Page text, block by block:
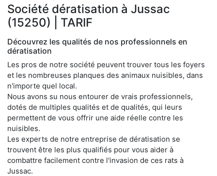
Société dératisation à Jussac
(15250) | TARIF
Découvrez les qualités de nos professionnels en
dératisation
Les pros de notre société peuvent trouver tous les foyers
et les nombreuses planques des animaux nuisibles, dans
n'importe quel local.
Nous avons su nous entourer de vrais professionnels,
dotés de multiples qualités et de qualités, qui leurs
permettent de vous offrir une aide réelle contre les
nuisibles.
Les experts de notre entreprise de dératisation se
trouvent être les plus qualifiés pour vous aider à
combattre facilement contre l'invasion de ces rats à
Jussac.